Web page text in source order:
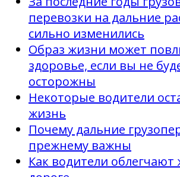
перевозки на дальние
сильно изменились
Образ жизни может
здоровье, если вы не
осторожны
Некоторые водители
жизнь
Почему дальние
прежнему важны
Как водители облегчают